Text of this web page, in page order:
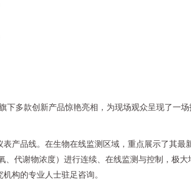
多款创新产品惊艳亮相，为现场观众呈现了一
产品线。在生物在线监测区域，重点展示了其最
代谢物浓度）进行连续、在线监测与控制，极
构的专业人士驻足咨询。